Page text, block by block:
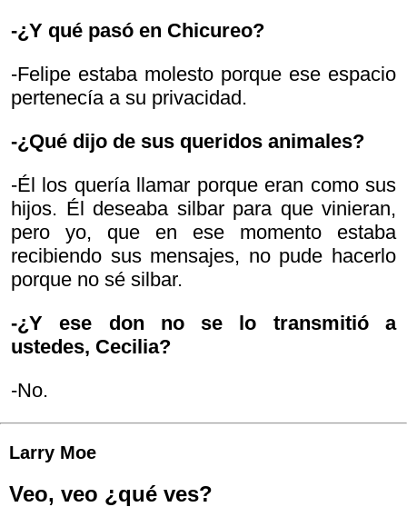
-¿Y qué pasó en Chicureo?
-Felipe estaba molesto porque ese espacio
pertenecía a su privacidad.
-¿Qué dijo de sus queridos animales?
-Él los quería llamar porque eran como sus
hijos. Él deseaba silbar para que vinieran,
pero yo, que en ese momento estaba
recibiendo sus mensajes, no pude hacerlo
porque no sé silbar.
-¿Y ese don no se lo transmitió a
ustedes, Cecilia?
-No.
Larry Moe
Veo, veo ¿qué ves?